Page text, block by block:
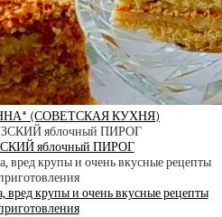
(СОВЕТСКАЯ КУХНЯ)
яблочный ПИРОГ
вред крупы и очень вкусные рецепты